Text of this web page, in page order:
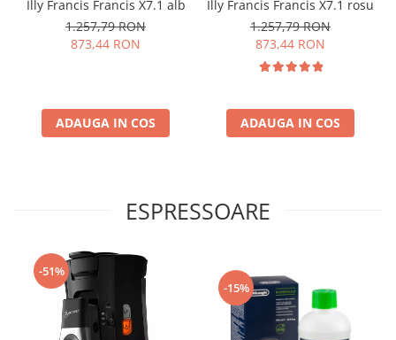
Illy Francis Francis X7.1 alb
1.257,79 RON
873,44 RON
ADAUGA IN COS
Illy Francis Francis X7.1 rosu
1.257,79 RON
873,44 RON
ADAUGA IN COS
ESPRESSOARE
-51%
-15%